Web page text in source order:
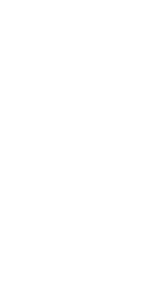
Polres Batu